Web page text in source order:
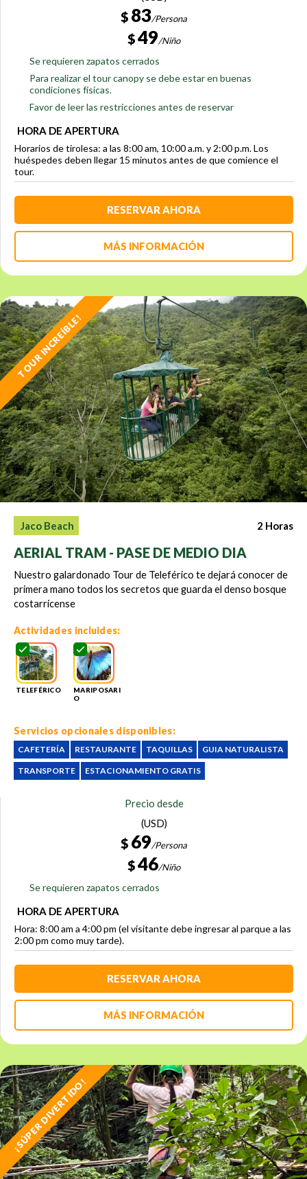
$ 83/Persona
$49/Niño
Se requieren zapatos cerrados
Para realizar el tour canopy se debe estar en buenas
condiciones físicas.
Favor de leer las restricciones antes de reservar
HORA DE APERTURA
Horarios de tirolesa: a las 8:00 am, 10:00 a.m. y 2:00 p.m. Los
huéspedes deben llegar 15 minutos antes de que comience el
tour.
RESERVAR AHORA
MÁS INFORMACIÓN
TOUR INCREÍBLE!
Jaco Beach 2 Horas
AERIAL TRAM - PASE DE MEDIO DIA
Nuestro galardonado Tour de Teleférico te dejará conocer de
primera mano todos los secretos que guarda el denso bosque
costarricense
Actividades incluides:
TELEFÉRICO
MARIPOSARI
O
Servicios opcionales disponibles:
CAFETERÍA RESTAURANTE TAQUILLAS GUIA NATURALISTA
TRANSPORTE ESTACIONAMIENTO GRATIS
Precio desde
(USD)
$ 69/Persona
$46/Niño
Se requieren zapatos cerrados
HORA DE APERTURA
Hora: 8:00 am a 4:00 pm (el visitante debe ingresar al parque a las
2:00 pm como muy tarde).
RESERVAR AHORA
MÁS INFORMACIÓN
¡SÚPER DIVERTIDO!